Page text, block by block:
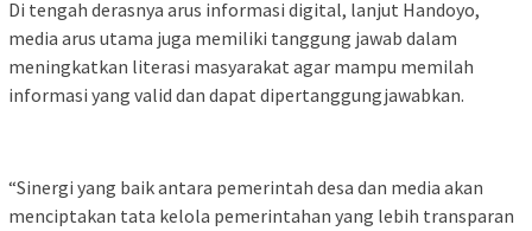
Di tengah derasnya arus informasi digital, lanjut Handoyo,
media arus utama juga memiliki tanggung jawab dalam
meningkatkan literasi masyarakat agar mampu memilah
informasi yang valid dan dapat dipertanggungjawabkan.
“Sinergi yang baik antara pemerintah desa dan media akan
menciptakan tata kelola pemerintahan yang lebih transparan